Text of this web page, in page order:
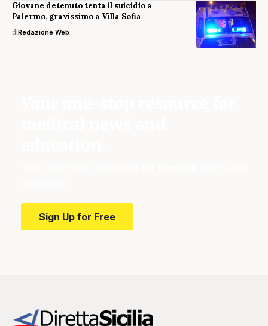
Giovane detenuto tenta il suicidio a
Palermo, gravissimo a Villa Sofia
diRedazione Web
Sign Up for Free